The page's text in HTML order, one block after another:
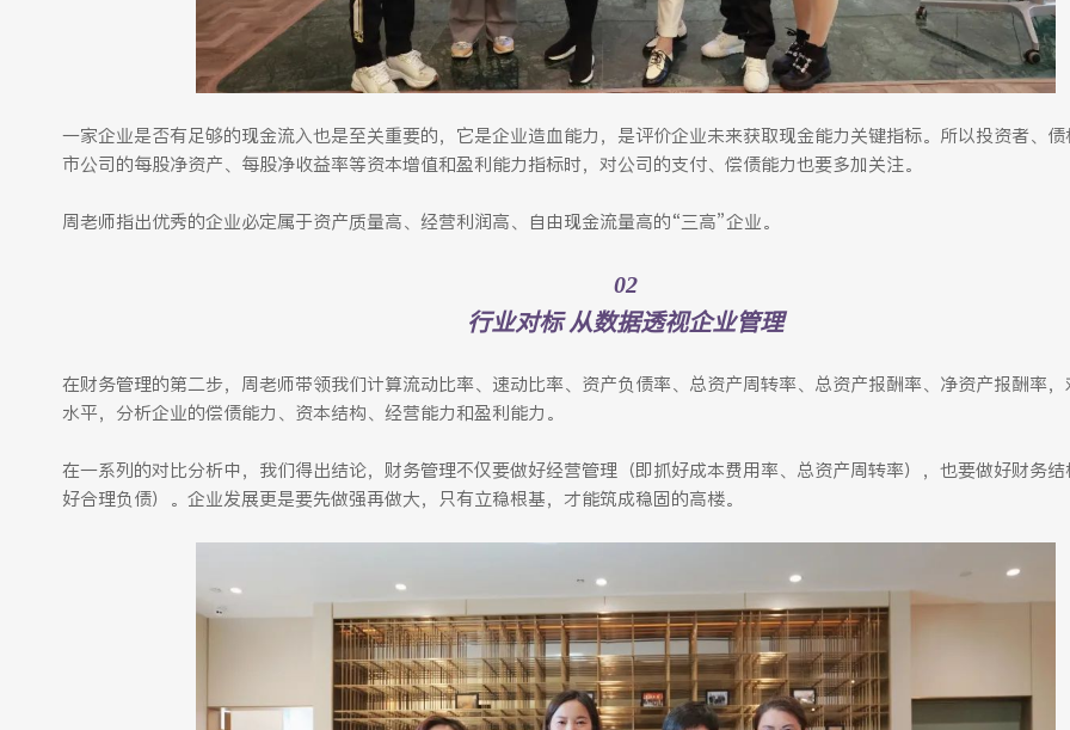
一家企业是否有足够的现金流入也是至关重要的，它是企业造血能力，是评价企业未来获取现金能力关键指标。所以投资者、债
市公司的每股净资产、每股净收益率等资本增值和盈利能力指标时，对公司的支付、偿债能力也要多加关注。
周老师指出优秀的企业必定属于资产质量高、经营利润高、自由现金流量高的“三高”企业。
02
行业对标 从数据透视企业管理
在财务管理的第二步，周老师带领我们计算流动比率、速动比率、资产负债率、总资产周转率、总资产报酬率、净资产报酬率，
水平，分析企业的偿债能力、资本结构、经营能力和盈利能力。
在一系列的对比分析中，我们得出结论，财务管理不仅要做好经营管理（即抓好成本费用率、总资产周转率），也要做好财务
好合理负债）。企业发展更是要先做强再做大，只有立稳根基，才能筑成稳固的高楼。